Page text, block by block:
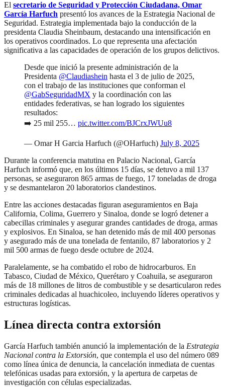
El secretario de Seguridad y Protección Ciudadana, Omar
García Harfuch presentó los avances de la Estrategia Nacional de
Seguridad. Estrategia implementada bajo la conducción de la
presidenta Claudia Sheinbaum, destacando una intensificación en
los operativos coordinados. Lo que representa una afectación
significativa a las capacidades de operación de los grupos delictivos.
Desde que inició la presente administración de la
Presidenta @Claudiashein hasta el 3 de julio de 2025,
con el trabajo de las instituciones que conforman el
@GabSeguridadMX y la coordinación con las
entidades federativas, se han logrado los siguientes
resultados:
➡️ 25 mil 255… pic.twitter.com/BJCrxJWUu8
— Omar H Garcia Harfuch (@OHarfuch) July 8, 2025
Durante la conferencia matutina en Palacio Nacional, García
Harfuch informó que, en los últimos 15 días, se detuvo a mil 137
personas, se aseguraron 865 armas de fuego, 17 toneladas de droga
y se desmantelaron 20 laboratorios clandestinos.
Entre las acciones destacadas figuran aseguramientos en Baja
California, Colima, Guerrero y Sinaloa, donde se logró detener a
cabecillas criminales y asegurar grandes cantidades de droga, armas
y explosivos. En Sinaloa, se han detenido más de mil 400 personas
y asegurado más de una tonelada de fentanilo, 87 laboratorios y 2
mil 500 armas de fuego desde octubre de 2024.
Paralelamente, se ha combatido el robo de hidrocarburos. En
Tabasco, Ciudad de México, Querétaro y Coahuila, se aseguraron
más de 18 millones de litros de combustible y se desarticularon redes
criminales dedicadas al huachicoleo, incluyendo líderes operativos y
estructuras logísticas.
Línea directa contra extorsión
García Harfuch también anunció la implementación de la Estrategia
Nacional contra la Extorsión, que contempla el uso del número 089
como línea única de denuncia, la cancelación inmediata de cuentas
telefónicas usadas para extorsión, y la apertura de carpetas de
investigación con células especializadas.